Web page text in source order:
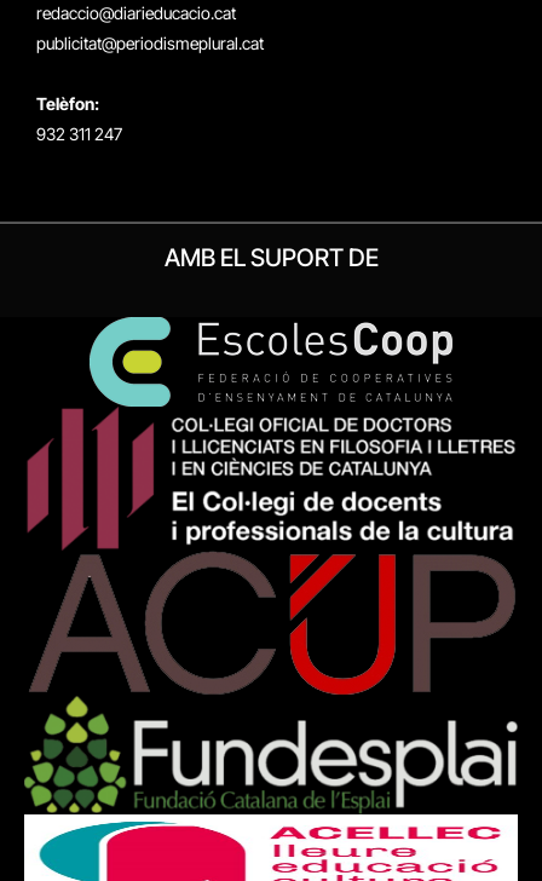
redaccio@diarieducacio.cat
publicitat@periodismeplural.cat
Telèfon:
932 311 247
AMB EL SUPORT DE